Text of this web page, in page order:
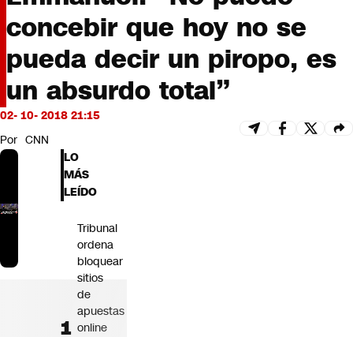
Programas completos
Cultura
Servicios
Bits
CNN tiempo
Futuro 360
concebir que hoy no se
pueda decir un piropo, es
un absurdo total”
02- 10- 2018 21:15
Por CNN
LO
MÁS
LEÍDO
Tribunal
ordena
bloquear
sitios
de
apuestas
online